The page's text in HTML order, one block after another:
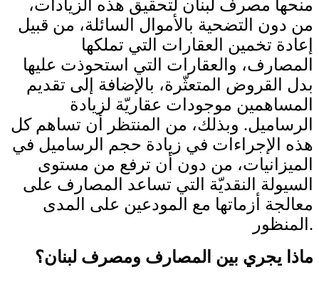
منحها مصرف لبنان لتحقيق هذه الزيادات،
من دون التضحية بالأموال السائلة، من قبيل
إعادة تخمين العقارات التي تملكها
المصارف، والعقارات التي استحوذت عليها
بدل القروض المتعثّرة، بالإضافة إلى تقديم
المساهمين موجودات عقاريّة لزيادة
الرساميل. وبذلك، من المنتظر أن تساهم كل
هذه الإجراءات في زيادة حجم الرساميل في
الميزانيات، من دون أن ترفع من مستوى
السيولة النقديّة التي تساعد المصارف على
معالجة أزماتها مع المودعين على المدى
المنظور.
ماذا يجري بين المصارف ومصرف لبنان؟